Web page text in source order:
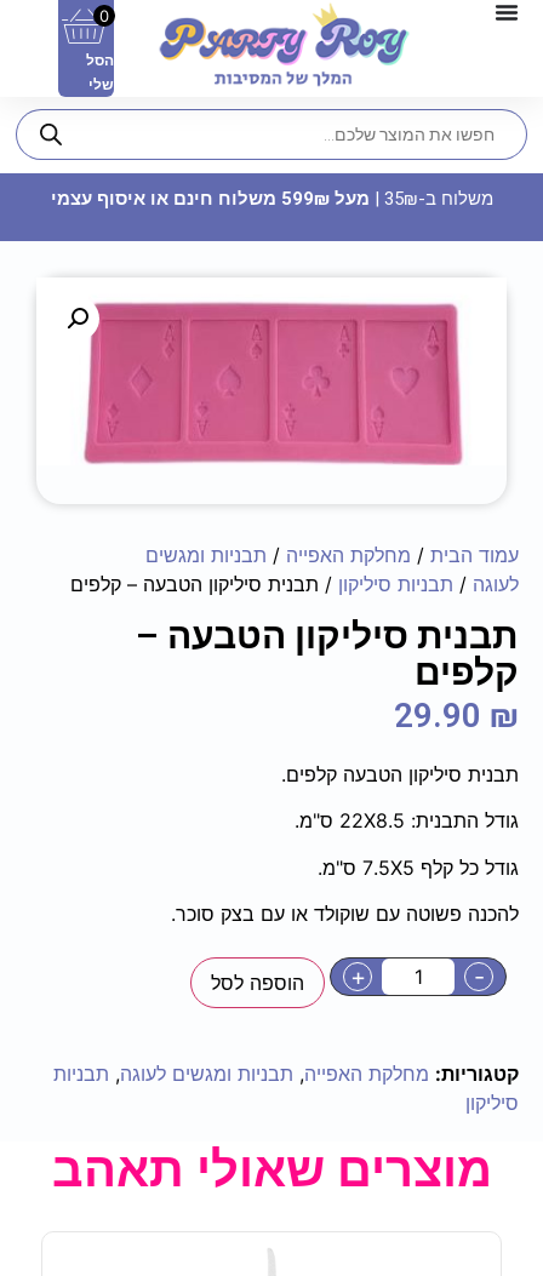
חולצה מודפסת - The Bride
22.90
+
0
הסל
שלי
משלוח ב-35₪ | מעל 599₪ משלוח חינם או איסוף עצמי
עמוד הבית / מחלקת האפייה / תבניות ומגשים
לעוגה / תבניות סיליקון / תבנית סיליקון הטבעה – קלפים
תבנית סיליקון הטבעה –
קלפים
29.90 ₪
תבנית סיליקון הטבעה קלפים.
גודל התבנית: 22X8.5 ס"מ.
גודל כל קלף 7.5X5 ס"מ.
להכנה פשוטה עם שוקולד או עם בצק סוכר.
-
+ הוספה לסל
קטגוריות: מחלקת האפייה, תבניות ומגשים לעוגה, תבניות
סיליקון
מוצרים שאולי תאהב